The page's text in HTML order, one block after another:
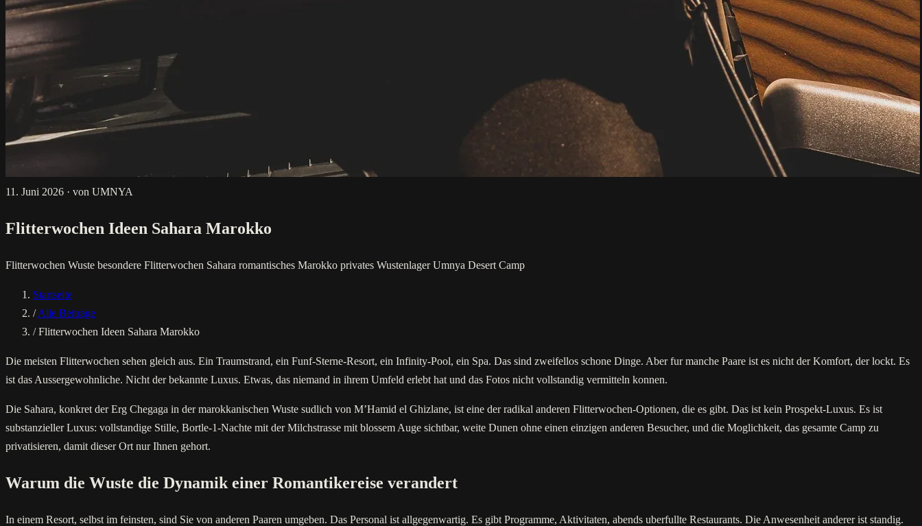
11. Juni 2026 · von UMNYA
Flitterwochen Ideen Sahara Marokko
Flitterwochen Wuste besondere Flitterwochen Sahara romantisches Marokko privates WustenlagerUmnya Desert Camp
Startseite
/ Alle Beiträge
/ Flitterwochen Ideen Sahara Marokko
Die meisten Flitterwochen sehen gleich aus. Ein Traumstrand, ein Funf-Sterne-Resort, ein Infinity-Pool, ein Spa. Das sind zweifellos schone Dinge. Aber fur manche Paare ist es nicht der Komfort, der lockt. Es
ist das Aussergewohnliche. Nicht der bekannte Luxus. Etwas, das niemand in ihrem Umfeld erlebt hat und das Fotos nicht vollstandig vermitteln konnen.
Die Sahara, konkret der Erg Chegaga in der marokkanischen Wuste sudlich von M’Hamid el Ghizlane, ist eine der radikal anderen Flitterwochen-Optionen, die es gibt. Das ist kein Prospekt-Luxus. Es ist
substanzieller Luxus: vollstandige Stille, Bortle-1-Nachte mit der Milchstrasse mit blossem Auge sichtbar, weite Dunen ohne einen einzigen anderen Besucher, und die Moglichkeit, das gesamte Camp zu
privatisieren, damit dieser Ort nur Ihnen gehort.
Warum die Wuste die Dynamik einer Romantikereise verandert
In einem Resort, selbst im feinsten, sind Sie von anderen Paaren umgeben. Das Personal ist allgegenwartig. Es gibt Programme, Aktivitaten, abends uberfullte Restaurants. Die Anwesenheit anderer ist standig.